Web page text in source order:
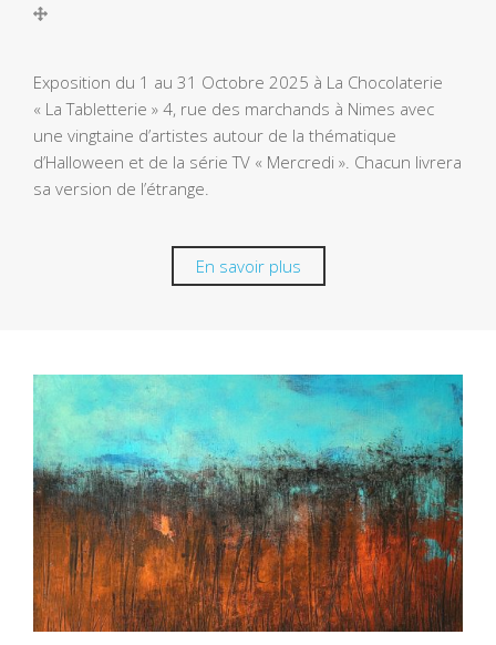
Exposition du 1 au 31 Octobre 2025 à La Chocolaterie
« La Tabletterie » 4, rue des marchands à Nimes avec
une vingtaine d’artistes autour de la thématique
d’Halloween et de la série TV « Mercredi ». Chacun livrera
sa version de l’étrange.
En savoir plus